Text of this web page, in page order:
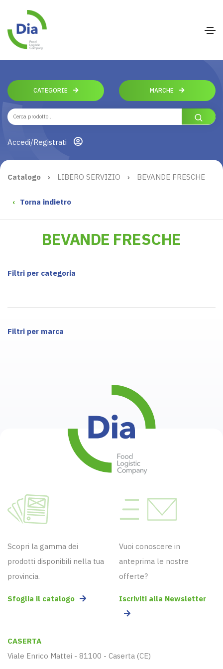
CATEGORIE MARCHE
Accedi/Registrati
Catalogo › LIBERO SERVIZIO › BEVANDE FRESCHE
‹ Torna indietro
BEVANDE FRESCHE
Filtri per categoria
Filtri per marca
Scopri la gamma dei
prodotti disponibili nella tua
provincia.
Sfoglia il catalogo
Vuoi conoscere in
anteprima le nostre
offerte?
Iscriviti alla Newsletter
CASERTA
Viale Enrico Mattei - 81100 - Caserta (CE)